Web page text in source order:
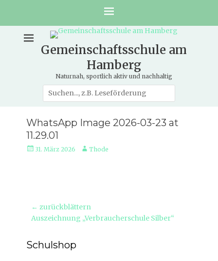
Gemeinschaftsschule am
Hamberg
Naturnah, sportlich aktiv und nachhaltig
Suche
nach:
WhatsApp Image 2026-03-23 at
11.29.01
Veröffentlicht
31. März 2026 AutorThode
Beitragsnavigation
← zurückblättern
Vorheriger
Auszeichnung „Verbraucherschule Silber“
Schulshop